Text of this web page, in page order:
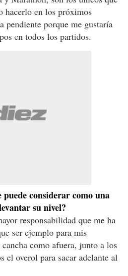
hacerlo en los próximos
pendiente porque me gustaría
en todos los partidos.
puede considerar como una
su nivel?
responsabilidad que me ha
ser ejemplo para mis
como afuera, junto a los
el overol para sacar adelante al